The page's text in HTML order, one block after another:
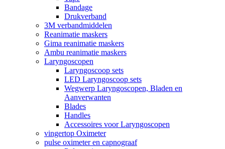
Bandage
Drukverband
3M verbandmiddelen
Reanimatie maskers
Gima reanimatie maskers
Ambu reanimatie maskers
Laryngoscopen
Laryngoscoop sets
LED Laryngoscoop sets
Wegwerp Laryngoscopen, Bladen en
Aanverwanten
Blades
Handles
Accessoires voor Laryngoscopen
vingertop Oximeter
pulse oximeter en capnograaf